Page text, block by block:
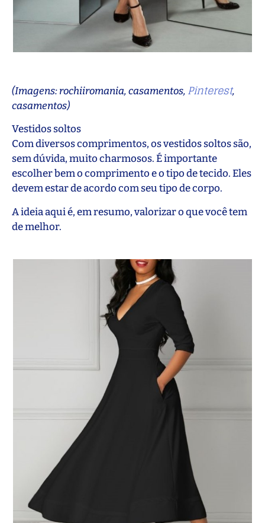
(Imagens: rochiiromania, casamentos, Pinterest,
casamentos)
Vestidos soltos
Com diversos comprimentos, os vestidos soltos são,
sem dúvida, muito charmosos. É importante
escolher bem o comprimento e o tipo de tecido. Eles
devem estar de acordo com seu tipo de corpo.
A ideia aqui é, em resumo, valorizar o que você tem
de melhor.